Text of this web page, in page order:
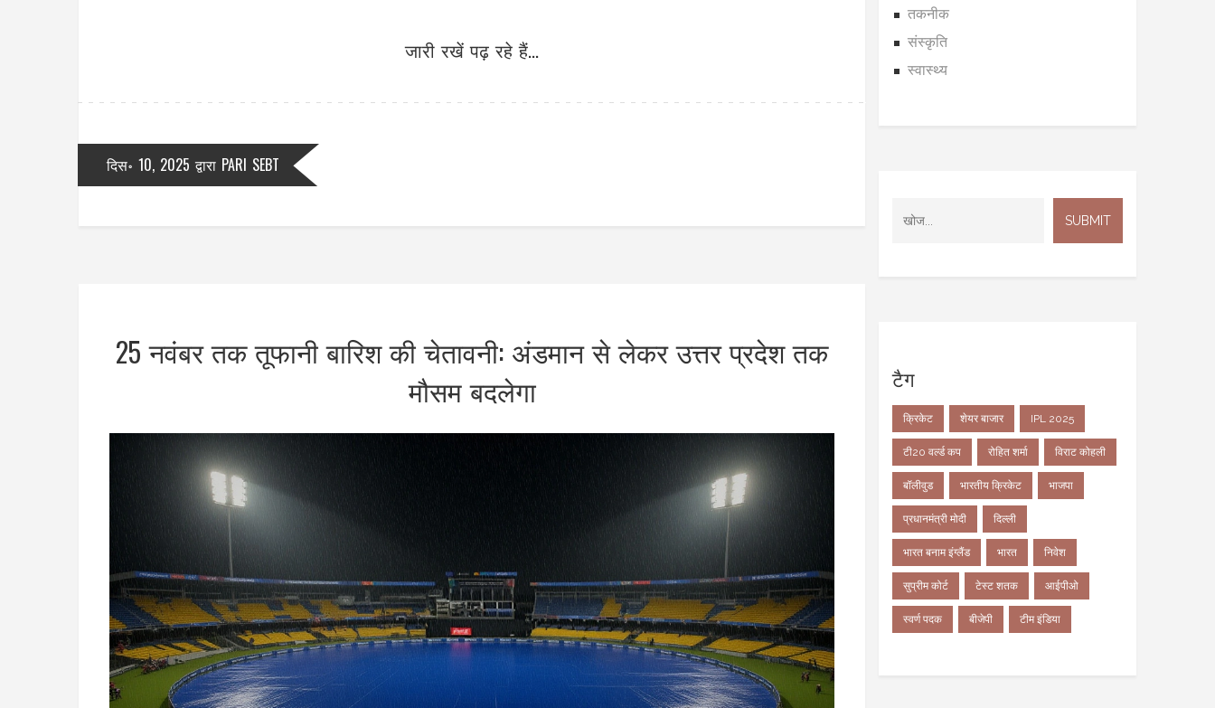
जारी रखें पढ़ रहे हैं...
दिस॰ 10, 2025 द्वारा PARI SEBT
25 नवंबर तक तूफानी बारिश की चेतावनी: अंडमान से लेकर उत्तर प्रदेश तक
मौसम बदलेगा
तकनीक
संस्कृति
स्वास्थ्य
टैग
क्रिकेट शेयर बाजार IPL 2025
टी20 वर्ल्ड कप रोहित शर्मा विराट कोहली
बॉलीवुड भारतीय क्रिकेट भाजपा
प्रधानमंत्री मोदी दिल्ली
भारत बनाम इंग्लैंड भारत निवेश
सुप्रीम कोर्ट टेस्ट शतक आईपीओ
स्वर्ण पदक बीजेपी टीम इंडिया